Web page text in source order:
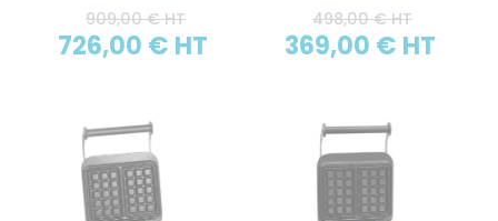
909,00 € HT
726,00 € HT
498,00 € HT
369,00 € HT